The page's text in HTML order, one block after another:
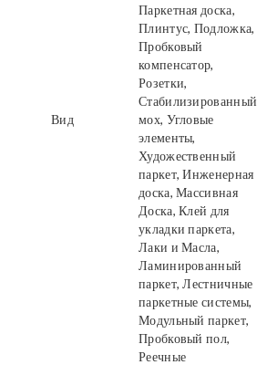
Вид
Паркетная доска,
Плинтус, Подложка,
Пробковый
компенсатор,
Розетки,
Стабилизированный
мох, Угловые
элементы,
Художественный
паркет, Инженерная
доска, Массивная
Доска, Клей для
укладки паркета,
Лаки и Масла,
Ламинированный
паркет, Лестничные
паркетные системы,
Модульный паркет,
Пробковый пол,
Реечные